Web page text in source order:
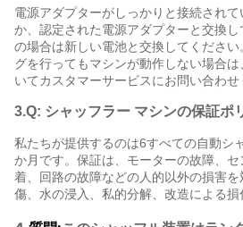
電源アダプターがしっかりと接続され
か、認定された電源アダプターと交換
の場合は新しい電池と交換してくださ
グを行ってもマシンが動作しない場合
いてカスタマーサービスにお問い合わせ
3.Q: シャッフラー マシンの保証ポ
私たちが提供するのは6すべての自動シ
か月です。保証は、モーターの故障、
着、回路の故障などの人的以外の損害
傷、水の浸入、私的分解、改造による損